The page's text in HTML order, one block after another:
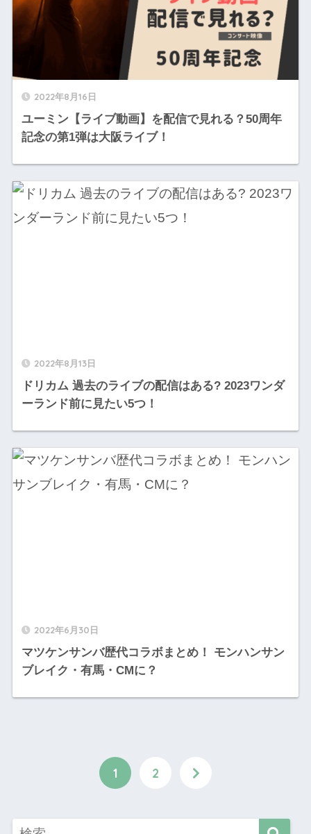
2022年8月16日
ユーミン【ライブ動画】を配信で見れる？50周年
記念の第1弾は大阪ライブ！
2022年8月13日
ドリカム 過去のライブの配信はある? 2023ワンダ
ーランド前に見たい5つ！
2022年6月30日
マツケンサンバ歴代コラボまとめ！ モンハンサン
ブレイク・有馬・CMに？
1 2